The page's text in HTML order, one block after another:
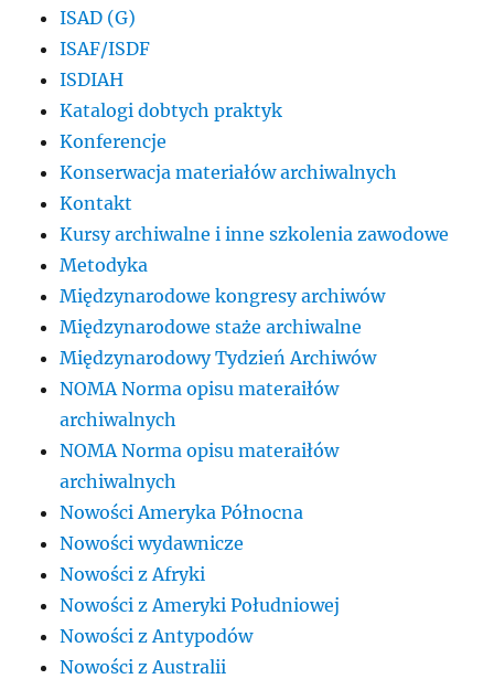
ISAD (G)
ISAF/ISDF
ISDIAH
Katalogi dobtych praktyk
Konferencje
Konserwacja materiałów archiwalnych
Kontakt
Kursy archiwalne i inne szkolenia zawodowe
Metodyka
Międzynarodowe kongresy archiwów
Międzynarodowe staże archiwalne
Międzynarodowy Tydzień Archiwów
NOMA Norma opisu materaiłów
archiwalnych
NOMA Norma opisu materaiłów
archiwalnych
Nowości Ameryka Północna
Nowości wydawnicze
Nowości z Afryki
Nowości z Ameryki Południowej
Nowości z Antypodów
Nowości z Australii